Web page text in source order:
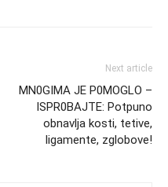
Next article
MN0GIMA JE P0MOGLO –
ISPR0BAJTE: Potpuno
obnavlja kosti, tetive,
ligamente, zglobove!